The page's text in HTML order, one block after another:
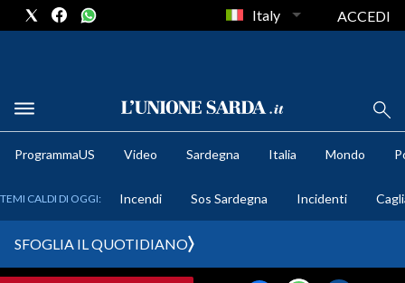
METEO
Italy ACCEDI
ProgrammaUS Video Sardegna Italia Mondo
TEMI CALDI DI OGGI: Incendi Sos Sardegna Incidenti
SFOGLIA IL QUOTIDIANO